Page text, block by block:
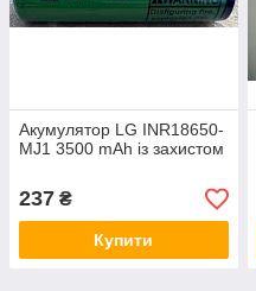
Акумулятор LG INR18650-
MJ1 3500 mAh із захистом
237 ₴
Купити